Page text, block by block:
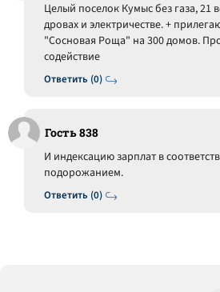
Ответить (0)
Целый поселок Кумыс без газа, 21
дровах и электричестве. +
"Сосновая Роща" на 300 домов.
содействие
Гость 838
Ответить (0)
И индексацию зарплат в
подорожанием.